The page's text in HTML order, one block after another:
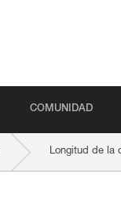
COMUNIDAD
Longitud de la